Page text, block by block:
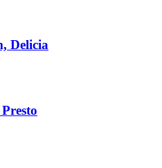
Delicia